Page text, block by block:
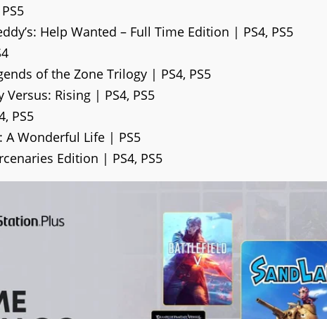
Help Wanted – Full Time Edition | PS4, PS5
of the Zone Trilogy | PS4, PS5
Versus: Rising | PS4, PS5
PS5
A Wonderful Life | PS5
Edition | PS4, PS5